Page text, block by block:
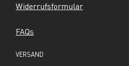
Widerrufsformular
FAQs
VERSAND